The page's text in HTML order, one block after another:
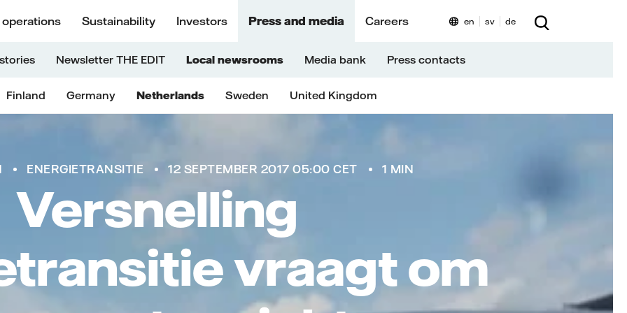
operations Sustainability Investors Press and media Careers
Newsletter THE EDIT Local newsrooms Media bank Press contacts
Finland Germany Netherlands Sweden United Kingdom
en sv de
ENERGIETRANSITIE 12 SEPTEMBER 2017 05:00 CET 1 MIN
Versnelling
vraagt om